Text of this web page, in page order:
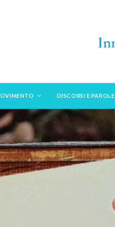
DISCORSI E PAROLE